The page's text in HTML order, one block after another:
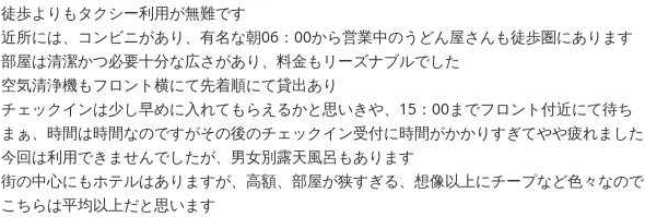
この度は、お忙しい中ご感想をお寄せ下さいまして誠にありがとうございました。
はんどくりーむ様ならびにお連れ様のまたのご来館を心よりお待ち申し上げております。
ホテルＮｏ．１高松
2026-07-26
徒歩よりもタクシー利用が無難です
近所には、コンビニがあり、有名な朝06：00から営業中のうどん屋さんも徒歩圏にあります
部屋は清潔かつ必要十分な広さがあり、料金もリーズナブルでした
空気清浄機もフロント横にて先着順にて貸出あり
チェックインは少し早めに入れてもらえるかと思いきや、15：00までフロント付近にて待ち
まぁ、時間は時間なのですがその後のチェックイン受付に時間がかかりすぎてやや疲れました
今回は利用できませんでしたが、男女別露天風呂もあります
街の中心にもホテルはありますが、高額、部屋が狭すぎる、想像以上にチープなど色々なので
こちらは平均以上だと思います